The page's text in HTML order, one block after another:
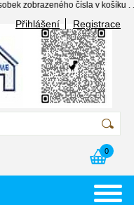
zobrazeného čísla v košíku .
Přihlášení Registrace
0